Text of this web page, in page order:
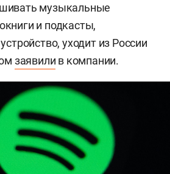
музыкальные
и подкасты,
уходит из России
заявили в компании.